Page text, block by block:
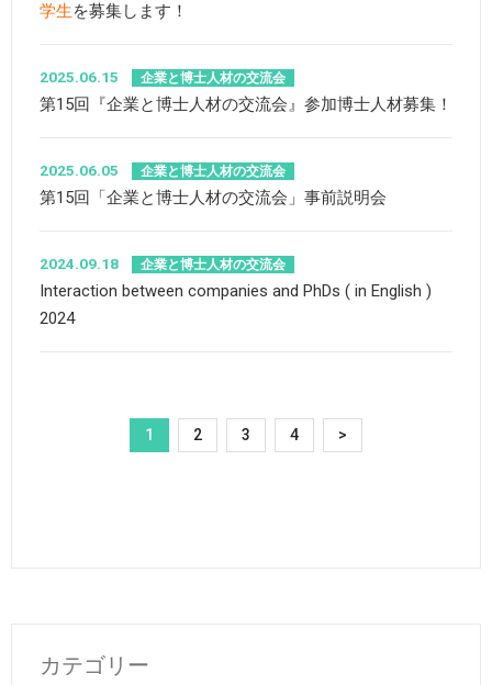
学生を募集します！
2025.06.15 企業と博士人材の交流会
第15回『企業と博士人材の交流会』参加博士人材募集！
2025.06.05 企業と博士人材の交流会
第15回「企業と博士人材の交流会」事前説明会
2024.09.18 企業と博士人材の交流会
Interaction between companies and PhDs ( in English )
2024
1 2 3 4 >
カテゴリー